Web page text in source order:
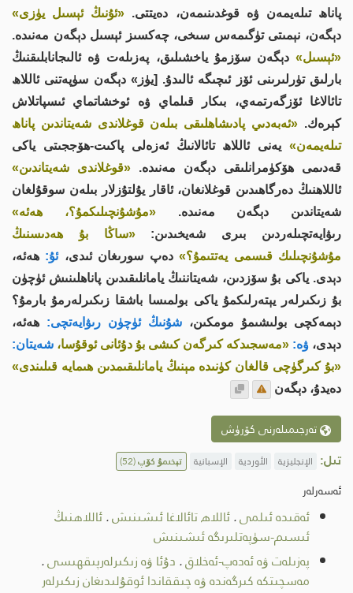
پاناھ تىلەيمەن ۋە قوغدىنىمەن، دەيتتى. «ئۇنىڭ ئېسىل يۈزى»
دېگەن، نېمىتى تۈگىمەس سىخى، چەكسىز ئېسىل دېگەن مەنىدە.
«ئېسىل» دېگەن سۆزمۇ ياخشىلىق، پەزىلەت ۋە ئالىجانابلىقنىڭ
بارلىق تۈرلىرىنى ئۆز ئىچىگە ئالىدۇ. [يۈز» دېگەن سۈپەتنى ئاللاھ
تائالاغا ئۆزگەرتمەي، بىكار قىلماي ۋە ئوخشاتماي ئىسپاتلاش
كېرەك. «ئەبەدىي پادىشاھلىقى بىلەن قوغلاندى شەيتاندىن پاناھ
تىلەيمەن» يەنى ئاللاھ تائالانىڭ ئەزەلى پاكىت-ھۆججىتى ياكى
قەدىمى ھۆكۈمرانلىقى دېگەن مەنىدە. «قوغلاندى شەيتاندىن»
ئاللاھنىڭ دەرگاھىدىن قوغلانغان، ئاقار يۇلتۇزلار بىلەن سوقۇلغان
شەيتاندىن دېگەن مەنىدە.«مۇشۇنچىلىكمۇ؟، ھەئە»
رىۋايەتچىلەردىن بىرى شەيخىدىن:«ساڭا بۇ ھەدىسنىڭ
مۇشۇنچىلىك قىسمى يەتتىمۇ؟»دەپ سورىغان ئىدى، ئۇ: ھەئە،
دېدى. ياكى بۇ سۆزدىن، شەيتاننىڭ يامانلىقىدىن پاناھلىنىش ئۈچۈن
بۇ زىكىرلەر يېتەرلىكمۇ ياكى بولمىسا باشقا زىكىرلەرمۇ بارمۇ؟
دېمەكچى بولىشىمۇ مومكىن، شۇنىڭ ئۈچۈن رىۋايەتچى: ھەئە،
دېدى، ۋە: «مەسجىدكە كىرگەن كىشى بۇ دۇئانى ئوقۇسا، شەيتان:
«بۇ كىرگۈچى قالغان كۈنىدە مېنىڭ يامانلىقىمدىن ھىمايە قىلىندى»
دەيدۇ، دېگەن
تەرجىمىلەرنى كۆرۈش
تىل: الإنجليزية الأوردية الإسبانية تېخىمۇ كۆپ(52)
ئەسەرلەر
ئەقىدە ئىلمى.ئاللاھ تائالاغا ئىشىنىش.ئاللاھنىڭ
ئىسىم-سۈپەتلىرىگە ئىشىنىش
پەزىلەت ۋە ئەدەپ-ئەخلاق. دۇئا ۋە زىكىرلەرپىقھىسى.
مەسچىتكە كىرگەندە ۋە چىققاندا ئوقۇلىدىغان زىكىرلەر